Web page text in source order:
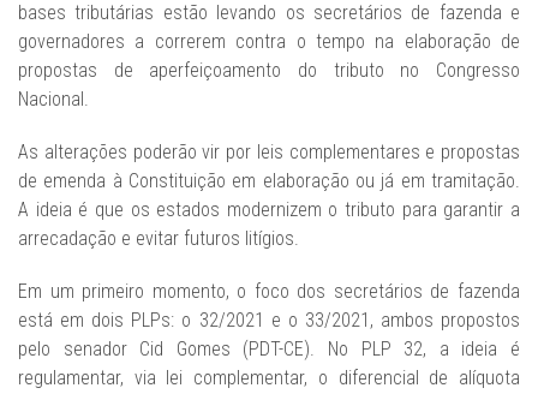
bases tributárias estão levando os secretários de fazenda e
governadores a correrem contra o tempo na elaboração de
propostas de aperfeiçoamento do tributo no Congresso
Nacional.
As alterações poderão vir por leis complementares e propostas
de emenda à Constituição em elaboração ou já em tramitação.
A ideia é que os estados modernizem o tributo para garantir a
arrecadação e evitar futuros litígios.
Em um primeiro momento, o foco dos secretários de fazenda
está em dois PLPs: o 32/2021 e o 33/2021, ambos propostos
pelo senador Cid Gomes (PDT-CE). No PLP 32, a ideia é
regulamentar, via lei complementar, o diferencial de alíquota